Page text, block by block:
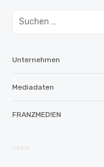
Suchen
Unternehmen
Mediadaten
FRANZMED!EN
intern